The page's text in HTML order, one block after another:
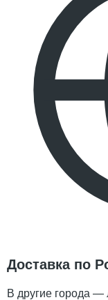
Доставка по
В другие города